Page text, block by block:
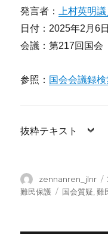
発言者： 上村英明議
日付：2025年2月6日
会議：第217回国
参照： 国会会議録
抜粋テキスト
投
稿
zennanren_jlnr
難民保護
タ
国会質疑 ,難